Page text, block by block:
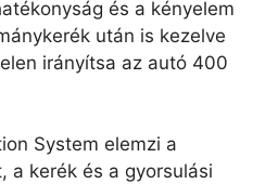
és a kényelem
után is kezelve
irányítsa az autó 400
System elemzi a
a kerék és a gyorsulási